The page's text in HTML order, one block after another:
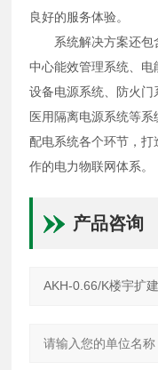
良好的服务体验。
系统解决方案还
中心能效管理系统、
设备电源系统、防火门
医用隔离电源系统等
配电系统各个环节，
作的电力物联网体系。
产品咨询